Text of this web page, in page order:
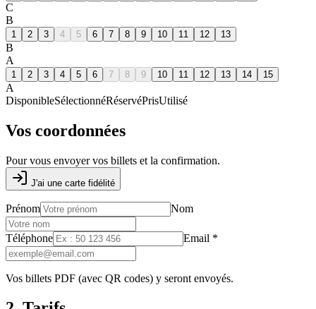
C
B
1 2 3 4 5 6 7 8 9 10 11 12 13
B
A
1 2 3 4 5 6 7 8 9 10 11 12 13 14 15
A
DisponibleSélectionnéRéservéPrisUtilisé
Vos coordonnées
Pour vous envoyer vos billets et la confirmation.
J'ai une carte fidélité
Prénom Nom
Téléphone Email *
Vos billets PDF (avec QR codes) y seront envoyés.